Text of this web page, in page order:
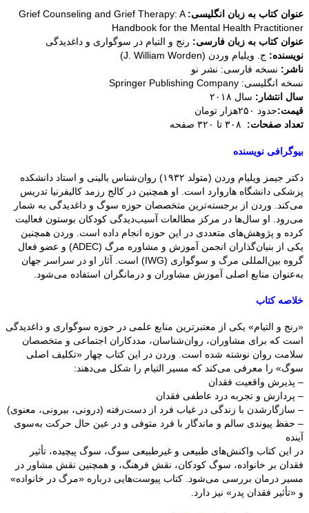
عنوان کتاب به زبان انگلیسی:Grief Counseling and Grief Therapy: A
Handbook for the Mental Health Practitioner
عنوان کتاب به زبان فارسی: رنج و التیام در سوگواری و داغدیدگی
نویسنده: ج. ویلیام وردن (J. William Worden)
ناشر: نسخه فارسی: نشر نو
نسخه انگلیسی: Springer Publishing Company
سال انتشار: سال ۲۰۱۸
قیمت:حدود ۲۵۰هزار تومان
تعداد صفحات:
بیوگرافی نویسنده
دکتر جیمز ویلیام وردن (متولد ۱۹۳۲) روان‌شناس بالینی و استاد دانشکده
پزشکی دانشگاه هاروارد است. او همچنین در کالج رزمد کالیفرنیا تدریس
می‌کند. وردن از برجسته‌ترین متخصصان حوزه سوگ و داغدیدگی به شمار
می‌رود. او سال‌ها در مرکز مطالعات آسیب‌دیدگی کودکان بوستون فعالیت
کرده و پژوهش‌های متعددی در این حوزه انجام داده است. وردن همچنین
یکی از بنیان‌گذاران انجمن آموزش و مشاوره مرگ (ADEC) و عضو فعال
گروه بین‌المللی مرگ و سوگواری (IWG) است. آثار او در سراسر جهان
به‌عنوان منابع اصلی آموزش مشاوران و درمانگران استفاده می‌شود.
خلاصه کتاب
«رنج و التیام» یکی از معتبرترین منابع علمی در حوزه سوگواری و داغدیدگی
است که برای مشاوران، روان‌شناسان، مددکاران اجتماعی و متخصصان
سلامت روان نوشته شده است. وردن در این کتاب چهار «تکلیف اصلی
سوگ» را معرفی می‌کند که مسیر التیام را شکل می‌دهند:
– پذیرش واقعیت فقدان
– پردازش و تجربه درد عاطفی فقدان
– سازگارشدن با زندگی در غیاب فرد از دست‌رفته (درونی، بیرونی، معنوی)
– حفظ پیوندی سالم و ماندگار با فرد متوفی و در عین حال حرکت به‌سوی
آینده
در این کتاب واکنش‌های طبیعی و غیرطبیعی سوگ، سوگ پیچیده، تأثیر
فقدان بر خانواده، سوگ کودکان، نقش فرهنگ، و همچنین نقش مشاور در
مسیر درمان بررسی می‌شود. کتاب پیوست‌هایی درباره «مرگ در خانواده»
و «تأثیر فقدان پدر» نیز دارد.